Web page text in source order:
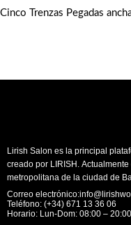
Cinco Trenzas Pegadas
Lirish Salon es la principal
creado por LIRISH.
metropolitana de la ciudad de
Correo
Teléfono: (+34) 671 13 36 06
Horario: Lun-Dom: 08:00 – 20:00